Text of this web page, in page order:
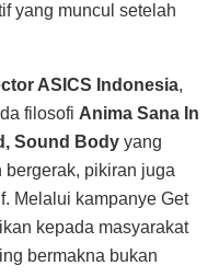
yang muncul setelah
ASICS Indonesia,
filosofi Anima Sana In
Sound Body yang
bergerak, pikiran juga
Melalui kampanye Get
kepada masyarakat
bermakna bukan